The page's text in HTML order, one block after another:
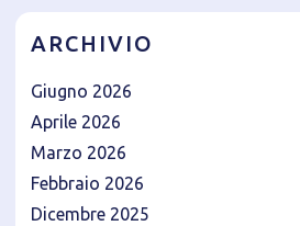
ARCHIVIO
Giugno 2026
Aprile 2026
Marzo 2026
Febbraio 2026
Dicembre 2025